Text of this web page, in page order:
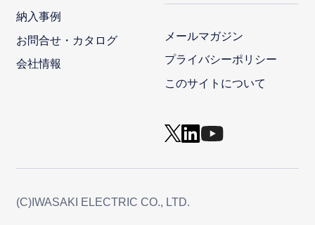
納入事例
お問合せ・カタログ
会社情報
メールマガジン
プライバシーポリシー
このサイトについて
(C)IWASAKI ELECTRIC CO., LTD.